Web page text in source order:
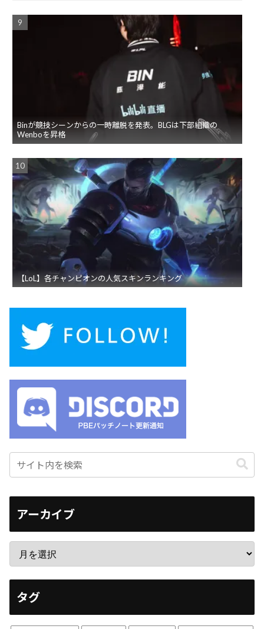
Binが競技シーンからの一時離脱を発表。BLGは下部組織の
Wenboを昇格
【LoL】各チャンピオンの人気スキンランキング
アーカイブ
タグ